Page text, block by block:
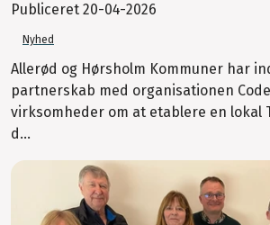
Publiceret 20-04-2026
Nyhed
Allerød og Hørsholm Kommuner har
partnerskab med organisationen
virksomheder om at etablere en lokal
d...